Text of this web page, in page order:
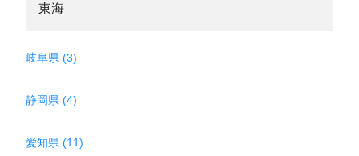
東海
岐阜県 (3)
静岡県 (4)
愛知県 (11)